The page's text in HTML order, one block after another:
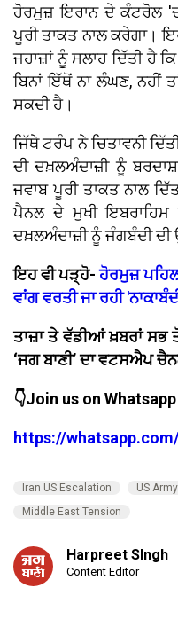
ਹੋਰਮੁਜ਼ ਇਰਾਨ ਦੇ ਕੰਟਰੋਲ
ਪੂਰੀ ਤਾਕਤ ਨਾਲ ਕਰੇਗਾ।
ਜਹਾਜ਼ਾਂ ਨੂੰ ਸਲਾਹ ਦਿੱਤੀ ਹੈ
ਬਿਨਾਂ ਇੱਥੋਂ ਨਾ ਲੰਘਣ, ਨਹੀਂ
ਸਕਦੀ ਹੈ।
ਜਿੱਥੇ ਟਰੰਪ ਨੇ ਚਿਤਾਵਨੀ
ਦੀ ਦਖ਼ਲਅੰਦਾਜ਼ੀ ਨੂੰ
ਜਵਾਬ ਪੂਰੀ ਤਾਕਤ ਨਾਲ
ਪੈਨਲ ਦੇ ਮੁਖੀ ਇਬਰਾਹਿਮ
ਦਖ਼ਲਅੰਦਾਜ਼ੀ ਨੂੰ ਜੰਗਬੰਦੀ
ਇਹ ਵੀ ਪੜ੍ਹੋ-ਹੋਰਮੁਜ਼
ਵਾਂਗ ਵਰਤੀ ਜਾ ਰਹੀ
ਤਾਜ਼ਾ ਤੇ ਵੱਡੀਆਂ ਖ਼ਬਰਾਂ
‘ਜਗ ਬਾਣੀ’ ਦਾ ਵਟਸਐਪ
👇Join us on
https://
Iran US Escalation US Army
Middle East Tension
Harpreet SIngh
Content Editor